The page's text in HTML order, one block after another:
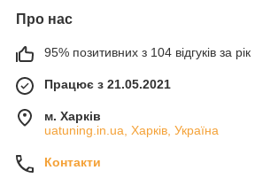
Про нас
95% позитивних з 104 відгуків за рік
Працює з 21.05.2021
м. Харків
uatuning.in.ua, Харків, Україна
Контакти